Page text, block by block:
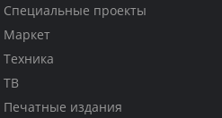
Специальные проекты
Маркет
Техника
ТВ
Печатные издания